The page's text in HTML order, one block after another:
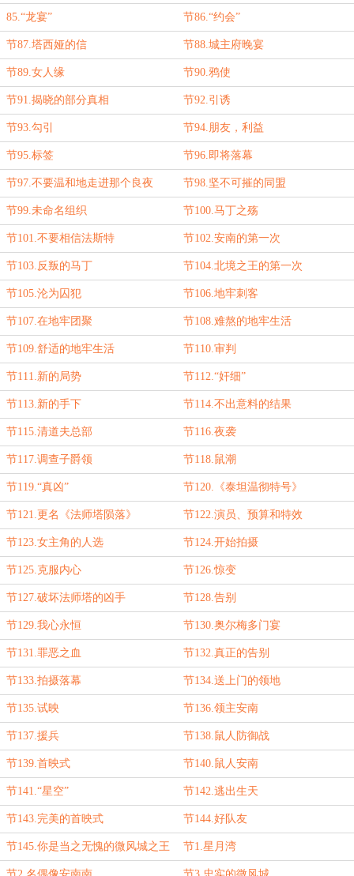
85.“龙宴” 节86.“约会”
节87.塔西娅的信 节88.城主府晚宴
节89.女人缘 节90.鸦使
节91.揭晓的部分真相 节92.引诱
节93.勾引 节94.朋友，利益
节95.标签 节96.即将落幕
节97.不要温和地走进那个良夜 节98.坚不可摧的同盟
节99.未命名组织 节100.马丁之殇
节101.不要相信法斯特 节102.安南的第一次
节103.反叛的马丁 节104.北境之王的第一次
节105.沦为囚犯 节106.地牢刺客
节107.在地牢团聚 节108.难熬的地牢生活
节109.舒适的地牢生活 节110.审判
节111.新的局势 节112.“奸细”
节113.新的手下 节114.不出意料的结果
节115.清道夫总部 节116.夜袭
节117.调查子爵领 节118.鼠潮
节119.“真凶” 节120.《泰坦温彻特号》
节121.更名《法师塔陨落》 节122.演员、预算和特效
节123.女主角的人选 节124.开始拍摄
节125.克服内心 节126.惊变
节127.破坏法师塔的凶手 节128.告别
节129.我心永恒 节130.奥尔梅多门宴
节131.罪恶之血 节132.真正的告别
节133.拍摄落幕 节134.送上门的领地
节135.试映 节136.领主安南
节137.援兵 节138.鼠人防御战
节139.首映式 节140.鼠人安南
节141.“星空” 节142.逃出生天
节143.完美的首映式 节144.好队友
节145.你是当之无愧的微风城之王 节1.星月湾